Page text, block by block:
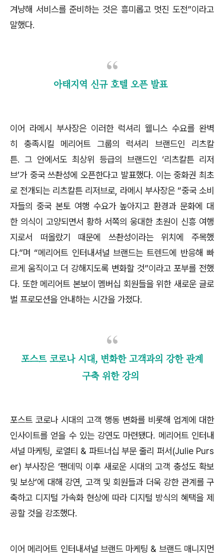
겨냥해 서비스를 준비하는 것은 흥미롭고 멋진 도전”이라고
말했다.
아태지역 신규 호텔 오픈 발표
이어 라메시 부사장은 이러한 럭셔리 웰니스 수요를 완벽
히 충족시킬 메리어트 그룹의 럭셔리 브랜드인 리츠칼
튼. 그 안에서도 최상위 등급의 브랜드인 ‘리츠칼튼 리저
브’가 중국 쓰촨성에 오픈한다고 발표했다. 이는 중화권 최초
로 전개되는 리츠칼튼 리저브로, 라메시 부사장은 “중국 소비
자들의 중국 본토 여행 수요가 높아지고 환경과 문화에 대
한 의식이 고양되면서 황하 서쪽의 웅대한 초원이 신흥 여행
지로서 떠올랐기 때문에 쓰촨성이라는 위치에 주목했
다.”며 “메리어트 인터내셔널 브랜드는 트렌드에 반응해 빠
르게 움직이고 더 강해지도록 변화할 것”이라고 포부를 전했
다. 또한 메리어트 본보이 멤버십 회원들을 위한 새로운 글로
벌 프로모션을 안내하는 시간을 가졌다.
포스트 코로나 시대, 변화한 고객과의 강한 관계
구축 위한 강의
포스트 코로나 시대의 고객 행동 변화를 비롯해 업계에 대한
인사이트를 얻을 수 있는 강연도 마련됐다. 메리어트 인터내
셔널 마케팅, 로열티 & 파트너십 부문 줄리 퍼서(Julie Purs
er) 부사장은 ‘팬데믹 이후 새로운 시대의 고객 충성도 확보
및 보상’에 대해 강연, 고객 및 회원들과 더욱 강한 관계를 구
축하고 디지털 가속화 현상에 따라 디지털 방식의 혜택을 제
공할 것을 강조했다.
이어 메리어트 인터내셔널 브랜드 마케팅 & 브랜드 매니지먼